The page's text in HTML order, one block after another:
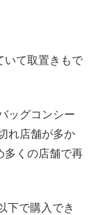
いて取置きもで
ッグコンシー
れ店舗が多か
多くの店舗で再
下で購入でき